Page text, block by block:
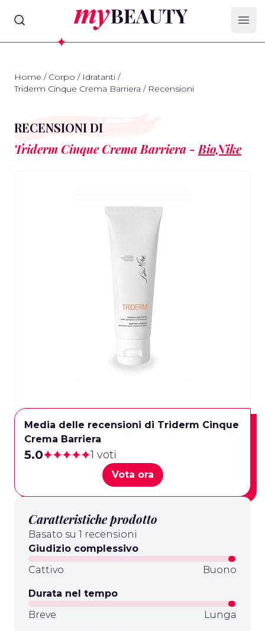
myBeauty
Home / Corpo / Idratanti /
Triderm Cinque Crema Barriera / Recensioni
RECENSIONI DI
Triderm Cinque Crema Barriera - BioNike
Media delle recensioni di Triderm Cinque
Crema Barriera
5.0 1 voti
Vota ora
Caratteristiche prodotto
Basato su 1 recensioni
Giudizio complessivo
Cattivo
Buono
Durata nel tempo
Breve
Lunga